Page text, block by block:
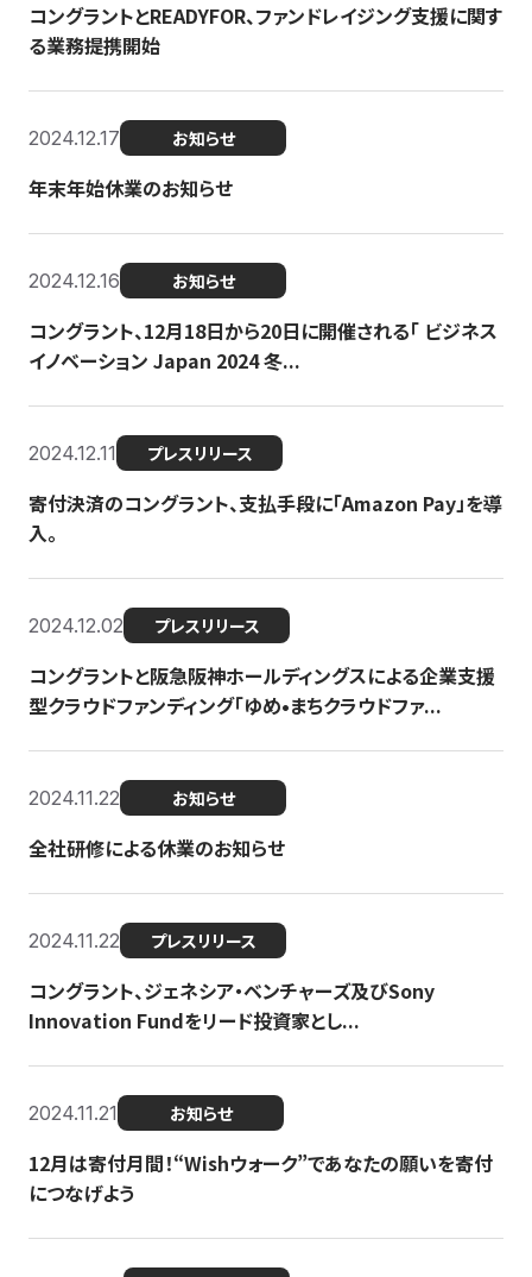
コングラントとREADYFOR、ファンドレイジング支援に関す
る業務提携開始
2024.12.17 お知らせ
年末年始休業のお知らせ
2024.12.16 お知らせ
コングラント、12月18日から20日に開催される「 ビジネス
イノベーション Japan 2024 冬...
2024.12.11 プレスリリース
寄付決済のコングラント、支払手段に「Amazon Pay」を導
入。
2024.12.02 プレスリリース
コングラントと阪急阪神ホールディングスによる企業支援
型クラウドファンディング「ゆめ•まちクラウドファ...
2024.11.22 お知らせ
全社研修による休業のお知らせ
2024.11.22 プレスリリース
コングラント、ジェネシア・ベンチャーズ及びSony
Innovation Fundをリード投資家とし...
2024.11.21 お知らせ
12月は寄付月間！“Wishウォーク”であなたの願いを寄付
につなげよう